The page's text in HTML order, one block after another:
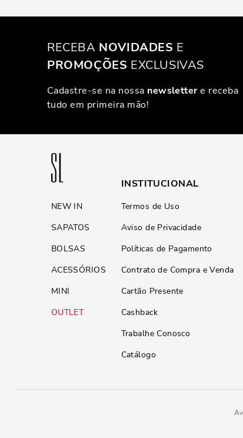
RECEBA NOVIDADES E
PROMOÇÕES EXCLUSIVAS
Cadastre-se na nossa newslettere receba
tudo em primeira mão!
NEW IN
SAPATOS
BOLSAS
ACESSÓRIOS
MINI
OUTLET
INSTITUCIONAL
Termos de Uso
Aviso de Privacidade
Políticas de Pagamento
Contrato de Compra e Venda
Cartão Presente
Cashback
Trabalhe Conosco
Catálogo